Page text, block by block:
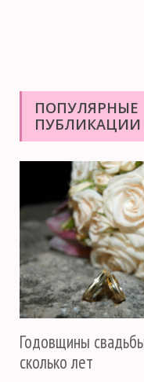
ПОПУЛЯРНЫЕ
ПУБЛИКАЦИИ
Годовщины
сколько лет